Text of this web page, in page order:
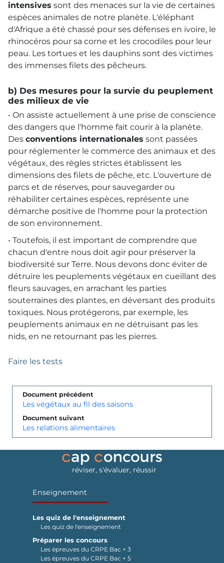
intensives sont des menaces sur la vie de certaines
espèces animales de notre planète. L'éléphant
d'Afrique a été chassé pour ses défenses en ivoire, le
rhinocéros pour sa corne et les crocodiles pour leur
peau. Les tortues et les dauphins sont des victimes
des immenses filets des pêcheurs.
b) Des mesures pour la survie du peuplement
des milieux de vie
• On assiste actuellement à une prise de conscience
des dangers que l'homme fait courir à la planète.
Des conventions internationales sont passées
pour réglementer le commerce des animaux et des
végétaux, des règles strictes établissent les
dimensions des filets de pêche, etc. L'ouverture de
parcs et de réserves, pour sauvegarder ou
réhabiliter certaines espèces, représente une
démarche positive de l'homme pour la protection
de son environnement.
• Toutefois, il est important de comprendre que
chacun d'entre nous doit agir pour préserver la
biodiversité sur Terre. Nous devons donc éviter de
détruire les peuplements végétaux en cueillant des
fleurs sauvages, en arrachant les parties
souterraines des plantes, en déversant des produits
toxiques. Nous protégerons, par exemple, les
peuplements animaux en ne détruisant pas les
nids, en ne retournant pas les pierres.
Faire les tests
Document précédent
Les végétaux au fil des saisons
Document suivant
Les relations alimentaires
réviser, s'évaluer, réussir
Enseignement
Les quiz de l'enseignement
Les quiz de l'enseignement
Préparer les concours
Les épreuves du CRPE Bac + 3
Les épreuves du CRPE Bac + 5